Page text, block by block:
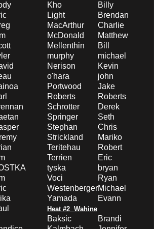
Kho
Billy
Light
Brendan
MacArthur
Charlie
McDonald
Matthew
Mellenthin
Bill
murphy
michael
Nerison
Kevin
o'hara
john
Portwood
Jake
Roberts
Roberts
Schrotter
Derek
Springer
Seth
Stephan
Chris
Strickland
Mariko
Teritehau
Robert
Terrien
Eric
tyska
bryan
Voci
Ryan
WestenbergerMichael
Yamada
Evann
Heat #2 Wahine
Baksic
Brandi